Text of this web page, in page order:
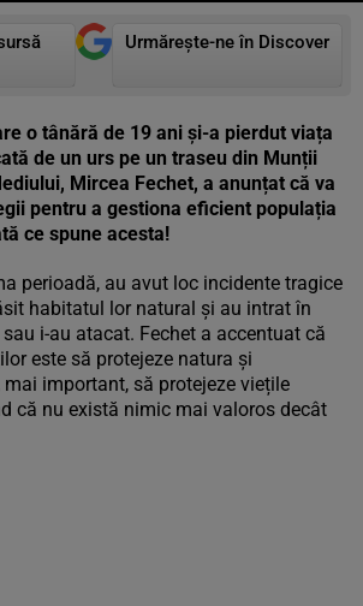
Urmărește-ne în Discover
o tânără de 19 ani și-a pierdut viața
de un urs pe un traseu din Munții
Mircea Fechet, a anunțat că va
pentru a gestiona eficient populația
ce spune acesta!
perioadă, au avut loc incidente tragice
habitatul lor natural și au intrat în
i-au atacat. Fechet a accentuat că
este să protejeze natura și
mai important, să protejeze viețile
că nu există nimic mai valoros decât